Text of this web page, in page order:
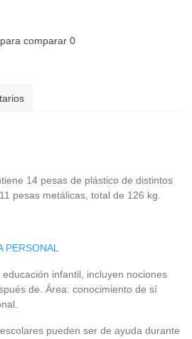
comparar 0
14 pesas de plástico de distintos
pesas metálicas, total de 126 kg.
PERSONAL
infantil, incluyen nociones
de. Área: conocimiento de sí
pueden ser de ayuda durante